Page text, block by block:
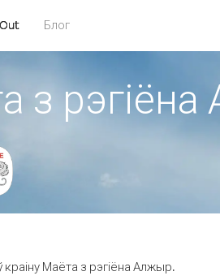
Блог
з
Маёта з рэгіёна Алжыр.